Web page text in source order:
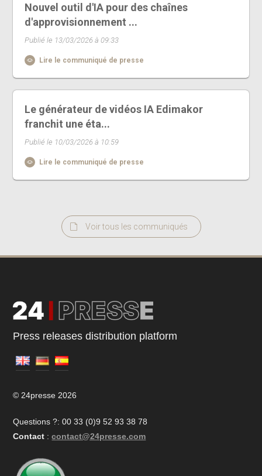
Nouvel outil d'IA pour des chaînes
d'approvisionnement ...
Publié le 13/03/2026 à 09:33
Lire le communiqué de presse
Le générateur de vidéos IA Edimakor
franchit une éta...
Publié le 10/03/2026 à 10:59
Lire le communiqué de presse
Voir tous les communiqués
Press releases distribution platform
© 24presse 2026
Questions ?: 00 33 (0)9 52 93 38 78
Contact : contact@24presse.com